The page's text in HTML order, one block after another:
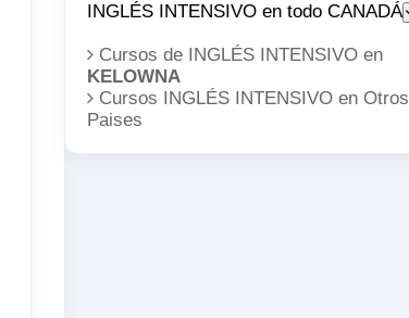
INGLÉS INTENSIVO en todo CANADÁ
Cursos de INGLÉS INTENSIVO en
KELOWNA
Cursos INGLÉS INTENSIVO en Otros
Paises